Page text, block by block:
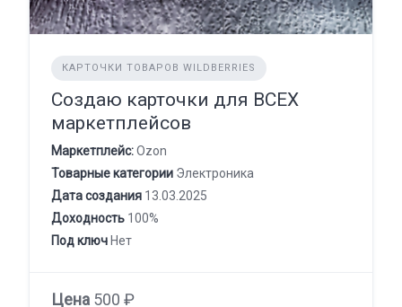
КАРТОЧКИ ТОВАРОВ WILDBERRIES
Создаю карточки для ВСЕХ
маркетплейсов
Маркетплейс:Ozon
Товарные категории Электроника
Дата создания 13.03.2025
Доходность 100%
Под ключ Нет
Цена 500 ₽